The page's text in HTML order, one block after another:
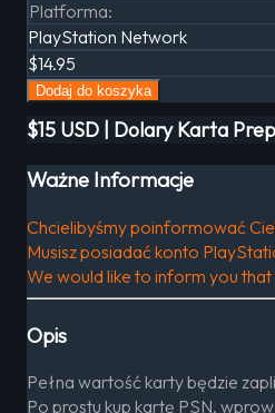
Platforma:
PlayStation Network
$14.95
Dodaj do koszyka
$15 USD | Dolary Karta
Ważne Informacje
Chcielibyśmy poinformować
Musisz posiadać konto
We would like to inform you
Opis
Pełna wartość karty będzie
Po prostu kup kartę PSN,